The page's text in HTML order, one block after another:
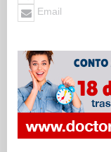
Email